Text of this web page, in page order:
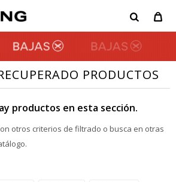
PRODUCTOS
productos en esta sección.
otros criterios de filtrado o busca en otras